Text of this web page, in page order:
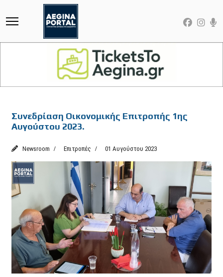
Συνεδρίαση Οικονομικής Επιτροπής 1ης
Αυγούστου 2023.
Newsroom Επιτροπές 01 Αυγούστου 2023